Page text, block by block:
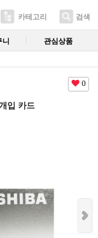
카테고리 검색
니 관심상품
0
입 카드